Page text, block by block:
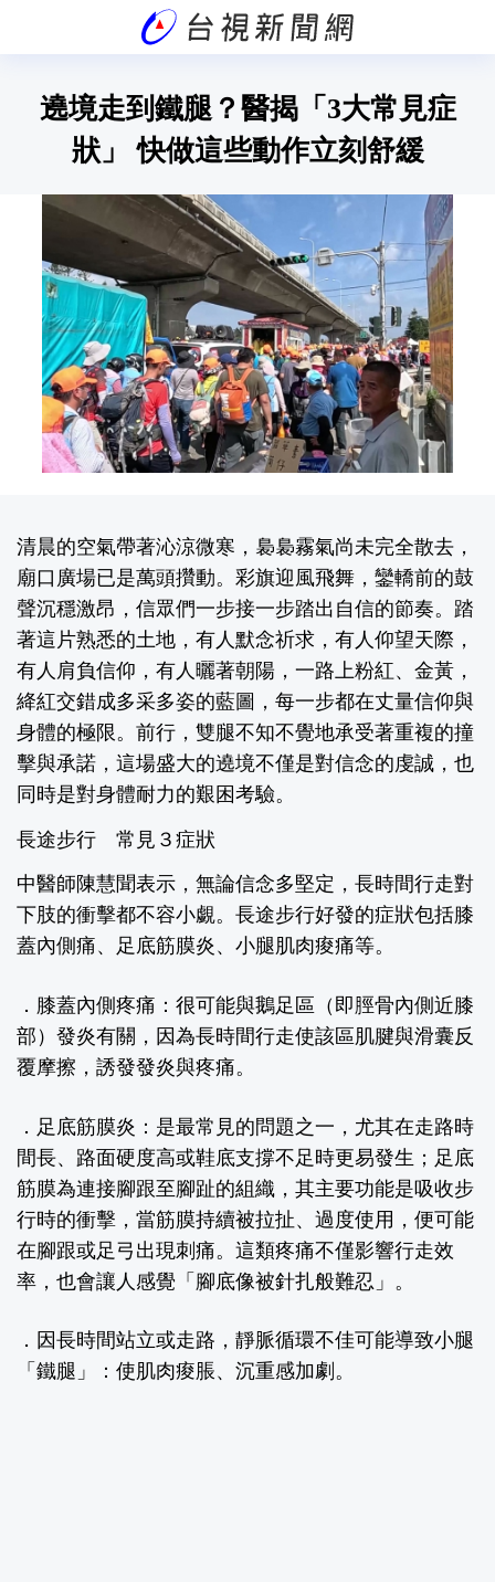
遶境走到鐵腿？醫揭「3大常見症
狀」 快做這些動作立刻舒緩
清晨的空氣帶著沁涼微寒，裊裊霧氣尚未完全散去，
廟口廣場已是萬頭攢動。彩旗迎風飛舞，鑾轎前的鼓
聲沉穩激昂，信眾們一步接一步踏出自信的節奏。踏
著這片熟悉的土地，有人默念祈求，有人仰望天際，
有人肩負信仰，有人曬著朝陽，一路上粉紅、金黃，
絳紅交錯成多采多姿的藍圖，每一步都在丈量信仰與
身體的極限。前行，雙腿不知不覺地承受著重複的撞
擊與承諾，這場盛大的遶境不僅是對信念的虔誠，也
同時是對身體耐力的艱困考驗。
長途步行 常見３症狀
中醫師陳慧聞表示，無論信念多堅定，長時間行走對
下肢的衝擊都不容小覷。長途步行好發的症狀包括膝
蓋內側痛、足底筋膜炎、小腿肌肉痠痛等。
．膝蓋內側疼痛： 很可能與鵝足區（即脛骨內側近膝
部）發炎有關，因為長時間行走使該區肌腱與滑囊反
覆摩擦，誘發發炎與疼痛。
．足底筋膜炎： 是最常見的問題之一，尤其在走路時
間長、路面硬度高或鞋底支撐不足時更易發生；足底
筋膜為連接腳跟至腳趾的組織，其主要功能是吸收步
行時的衝擊，當筋膜持續被拉扯、過度使用，便可能
在腳跟或足弓出現刺痛。這類疼痛不僅影響行走效
率，也會讓人感覺「腳底像被針扎般難忍」。
．因長時間站立或走路，靜脈循環不佳可能導致小腿
「鐵腿」： 使肌肉痠脹、沉重感加劇。